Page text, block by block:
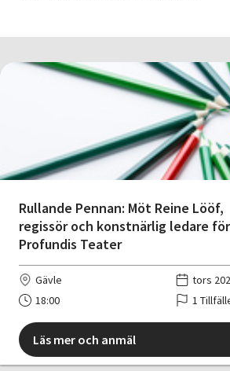
Rullande Pennan: Möt Reine Lööf,
regissör och konstnärlig ledare för
Profundis Teater
Gävle
tors
18:00
1
Läs mer och anmäl